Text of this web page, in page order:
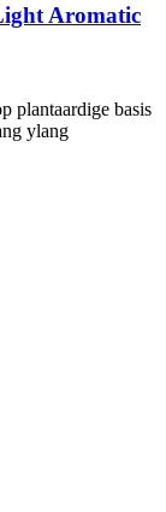
Aromatic
plantaardige basis
ylang